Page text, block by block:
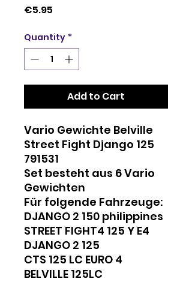
€5.95
Quantity *
Add to Cart
Vario Gewichte Belville
Street Fight Django 125
791531
Set besteht aus 6 Vario
Gewichten
Für folgende Fahrzeuge:
DJANGO 2 150 philippines
STREET FIGHT4 125 Y E4
DJANGO 2 125
CTS 125 LC EURO 4
BELVILLE 125LC